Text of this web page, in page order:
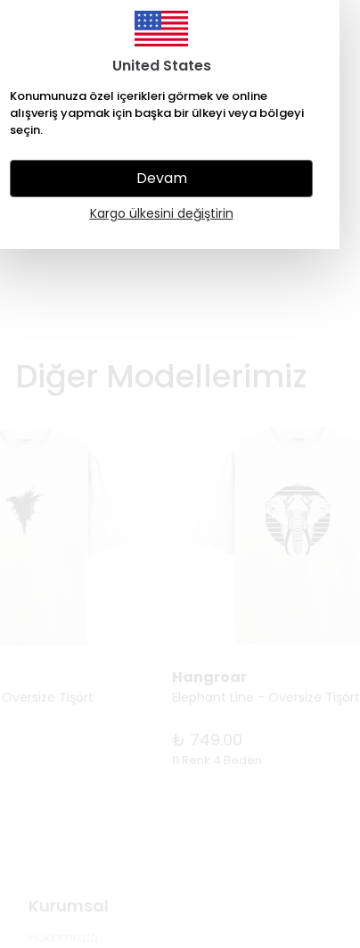
United States
Konumunuza özel içerikleri görmek ve online
alışveriş yapmak için başka bir ülkeyi veya bölgeyi
seçin.
Devam
Kargo ülkesini değiştirin
Diğer Modellerimiz
Tişört
Hangroar
Elephant Line - Oversize Tişört
₺ 749.00
11 Renk 4 Beden